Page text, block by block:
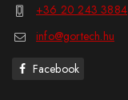
+36 20 243 3884
info@gortech.hu
Facebook